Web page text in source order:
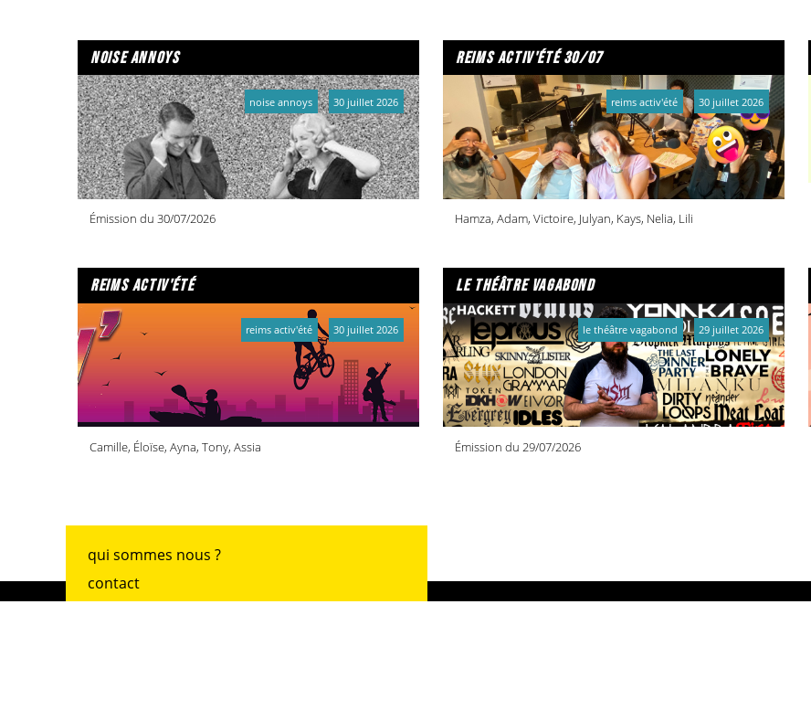
noise annoys
Émission du 30/07/2026
noise annoys 30 juillet 2026
reims activ'été 30/07
Hamza, Adam, Victoire, Julyan, Kays, Nelia, Lili
reims activ'été 30 juillet 2026
reims activ'été
Camille, Éloïse, Ayna, Tony, Assia
reims activ'été 30 juillet 2026
le théâtre vagabond
Émission du 29/07/2026
le théâtre vagabond 29 juillet 2026
qui sommes nous ?
contact